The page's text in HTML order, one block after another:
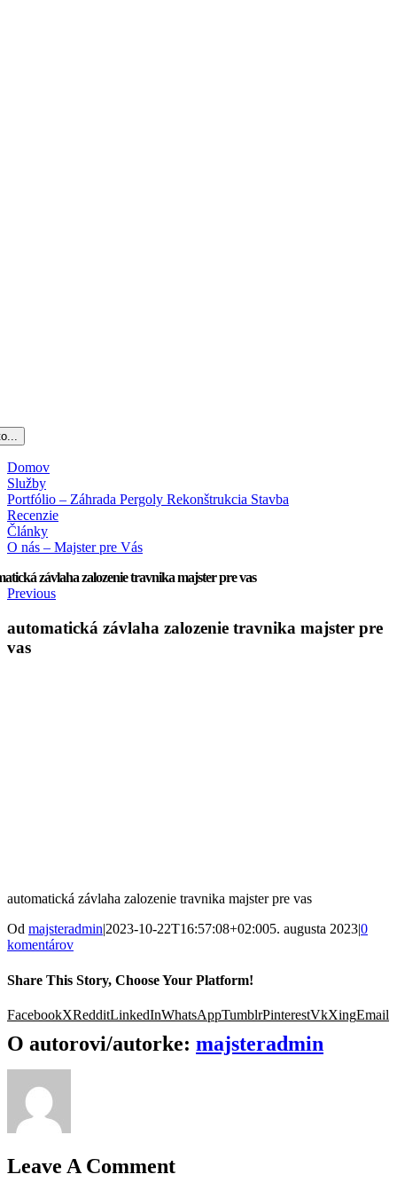
Domov
Služby
Portfólio – Záhrada Pergoly Rekonštrukcia Stavba
Recenzie
Články
O nás – Majster pre Vás
závlaha zalozenie travnika majster pre vas
Previous
automatická závlaha zalozenie travnika majster pre
vas
automatická závlaha zalozenie travnika majster pre vas
Od majsteradmin|2023-10-22T16:57:08+02:005. augusta 2023|0
komentárov
Share This Story, Choose Your Platform!
FacebookXRedditLinkedInWhatsAppTumblrPinterestVkXingEmail
O autorovi/autorke: majsteradmin
Leave A Comment